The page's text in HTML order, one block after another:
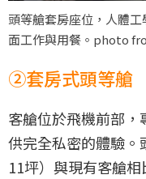
頭等艙套房座位，人體
面工作與用餐。photo
②套房式頭等艙
客艙位於飛機前部
供完全私密的體驗。
11坪）與現有客艙